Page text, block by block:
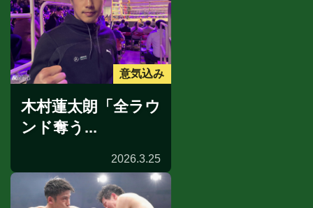
意気込み
木村蓮太朗「全ラウ
ンド奪う...
2026.3.25